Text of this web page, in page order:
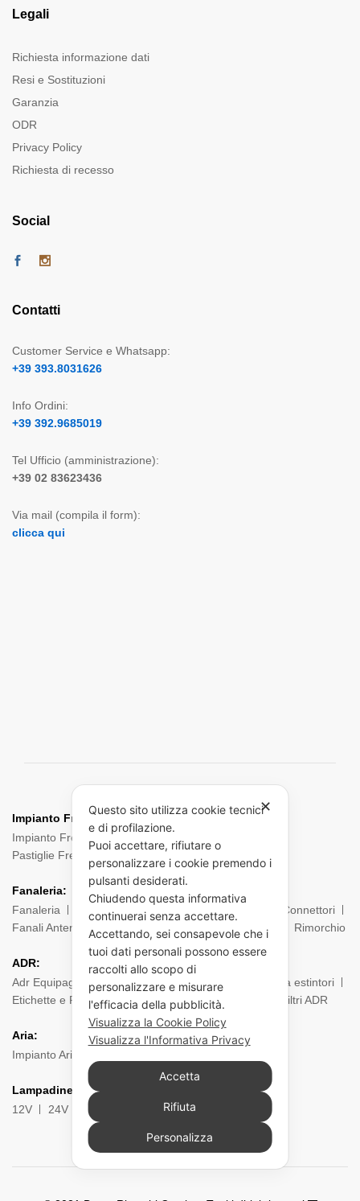
Legali
Richiesta informazione dati
Resi e Sostituzioni
Garanzia
ODR
Privacy Policy
Richiesta di recesso
Social
Contatti
Customer Service e Whatsapp:
+39 393.8031626
Info Ordini:
+39 392.9685019
Tel Ufficio (amministrazione):
+39 02 83623436
Via mail (compila il form):
clicca qui
Impianto Frenante:
Impianto Frenante Camion
Pastiglie Freni
Fanaleria:
Fanaleria
Fendinebbia
Connettori
Fanali Anteriori
Indicatori di direzione Ingombro Rimorchio
ADR:
Adr Equipaggiamento
Borsa ADR
Estintori e Porta estintori
Etichette e Pannelli
Filtri Maschere Maschere e Filtri ADR
Aria:
Impianto Aria
Lampadine:
12V
24V
✕
Questo sito utilizza cookie tecnici
e di profilazione.
Puoi accettare, rifiutare o
personalizzare i cookie premendo i
pulsanti desiderati.
Chiudendo questa informativa
continuerai senza accettare.
Accettando, sei consapevole che i
tuoi dati personali possono essere
raccolti allo scopo di
personalizzare e misurare
l'efficacia della pubblicità.
Visualizza la Cookie Policy
Visualizza l'Informativa Privacy
Accetta
Rifiuta
Personalizza